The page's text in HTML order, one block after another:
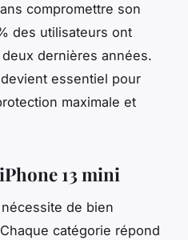
compromettre son
des utilisateurs ont
dernières années.
devient essentiel pour
maximale et
13 mini
de bien
catégorie répond